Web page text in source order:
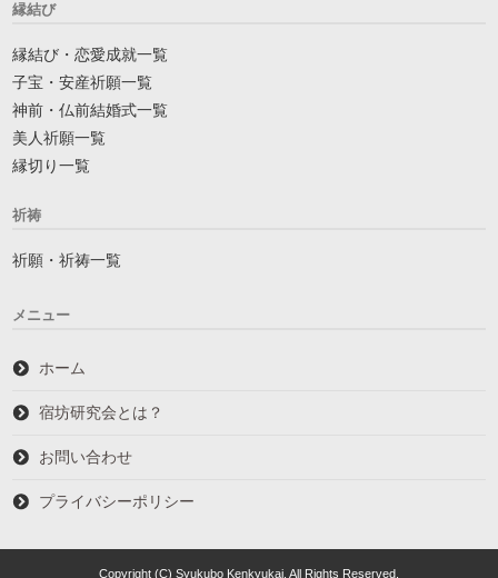
縁結び
縁結び・恋愛成就一覧
子宝・安産祈願一覧
神前・仏前結婚式一覧
美人祈願一覧
縁切り一覧
祈祷
祈願・祈祷一覧
メニュー
ホーム
宿坊研究会とは？
お問い合わせ
プライバシーポリシー
Copyright (C) Syukubo Kenkyukai. All Rights Reserved.